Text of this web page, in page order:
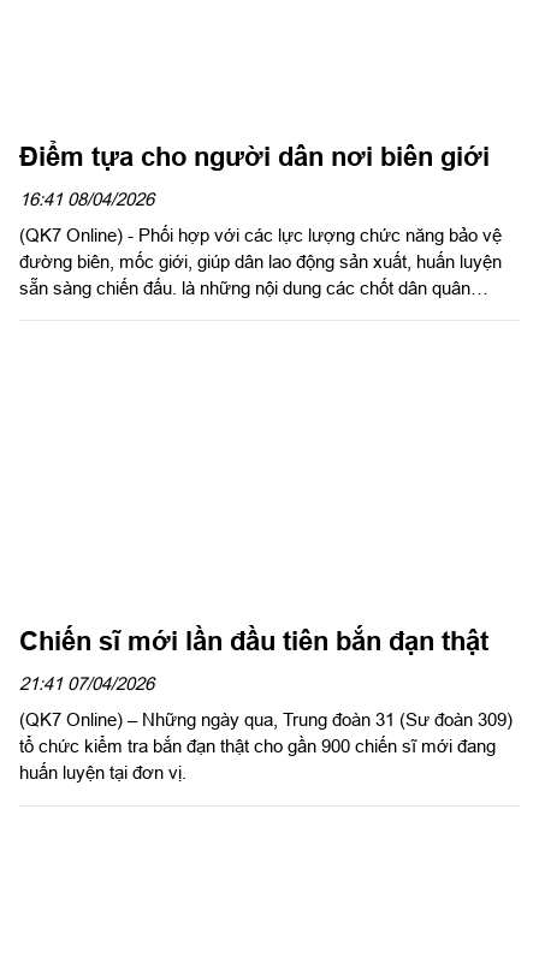
Điểm tựa cho người dân nơi biên giới
16:41 08/04/2026
(QK7 Online) - Phối hợp với các lực lượng chức năng bảo vệ
đường biên, mốc giới, giúp dân lao động sản xuất, huấn luyện
sẵn sàng chiến đấu. là những nội dung các chốt dân quân
Chiến sĩ mới lần đầu tiên bắn đạn thật
21:41 07/04/2026
(QK7 Online) – Những ngày qua, Trung đoàn 31 (Sư đoàn 309)
tổ chức kiểm tra bắn đạn thật cho gần 900 chiến sĩ mới đang
huấn luyện tại đơn vị.